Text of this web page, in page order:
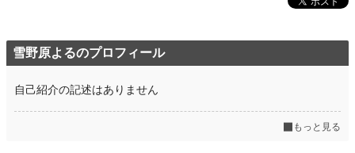
雪野原よるのプロフィール
自己紹介の記述はありません
もっと見る